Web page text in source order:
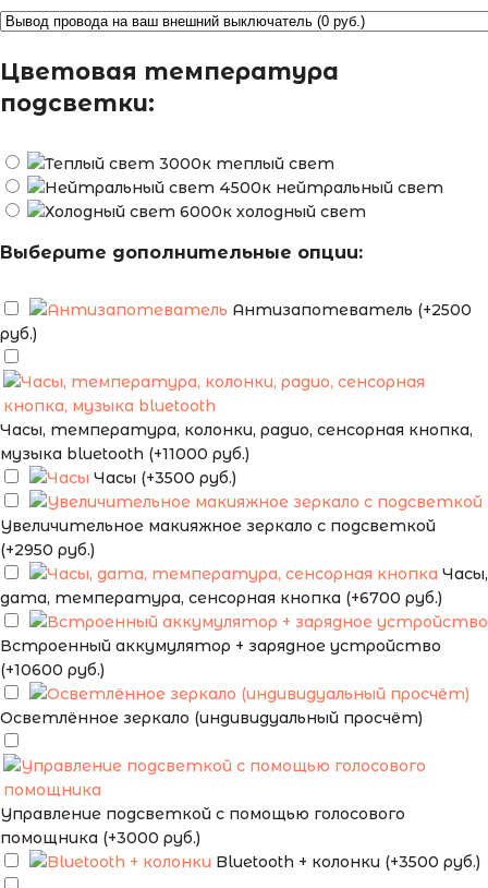
Цветовая температура
подсветки:
теплый свет
нейтральный свет
холодный свет
Выберите дополнительные опции:
Антизапотеватель (+2500
руб.)
Часы, температура, колонки, радио, сенсорная кнопка,
музыка bluetooth (+11000 руб.)
Часы (+3500 руб.)
Увеличительное макияжное зеркало с подсветкой
(+2950 руб.)
Часы,
дата, температура, сенсорная кнопка (+6700 руб.)
Встроенный аккумулятор + зарядное устройство
(+10600 руб.)
Осветлённое зеркало (индивидуальный просчёт)
Управление подсветкой с помощью голосового
помощника (+3000 руб.)
Bluetooth + колонки (+3500 руб.)